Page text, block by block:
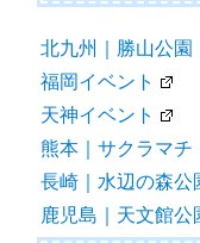
北九州｜勝山公園
福岡イベント
天神イベント
熊本｜サクラマチ
長崎｜水辺の森公
鹿児島｜天文館公